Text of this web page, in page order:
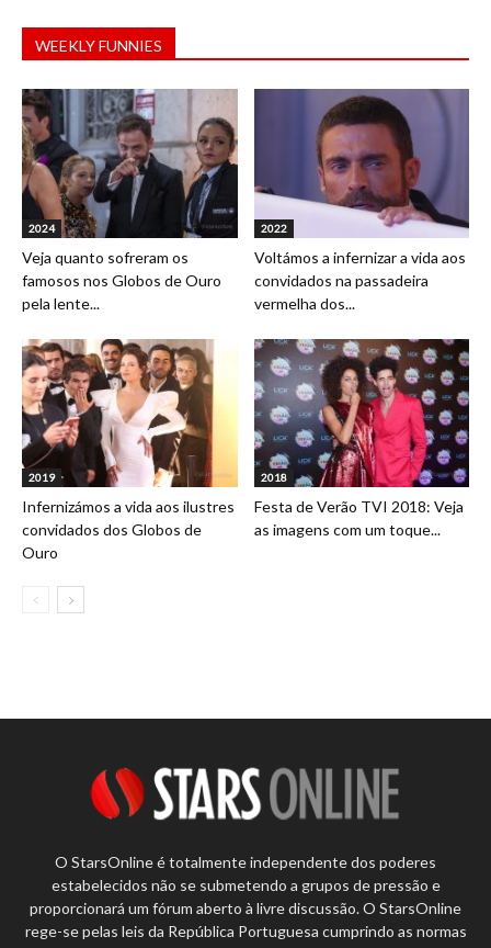
WEEKLY FUNNIES
2024
Veja quanto sofreram os
famosos nos Globos de Ouro
pela lente...
2022
Voltámos a infernizar a vida aos
convidados na passadeira
vermelha dos...
2019
Infernizámos a vida aos ilustres
convidados dos Globos de
Ouro
2018
Festa de Verão TVI 2018: Veja
as imagens com um toque...
O StarsOnline é totalmente independente dos poderes
estabelecidos não se submetendo a grupos de pressão e
proporcionará um fórum aberto à livre discussão. O StarsOnline
rege-se pelas leis da República Portuguesa cumprindo as normas